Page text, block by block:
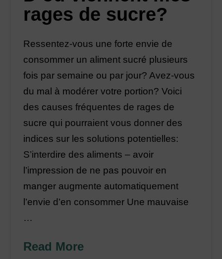
rages de sucre?
Ressentez-vous une forte envie de
consommer un aliment sucré plusieurs
fois par semaine ou par jour? Avez-vous
du mal à modérer votre portion? Voici
des causes fréquentes de rages de
sucre qui pourraient vous donner des
indices sur les solutions potentielles:
S’interdire des aliments – avoir
l’impression de ne pas pouvoir en
manger augmente automatiquement
l’envie d’en consommer Une mauvaise
…
Read More